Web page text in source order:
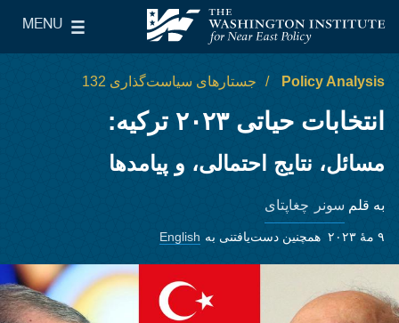
The Washington Institute for Near East Policy
MENU
Main Menu
Policy Analysis جستارهای سیاست‌گذاری 132
انتخابات حیاتی ۲۰۲۳ ترکیه:
مسائل، نتایج احتمالی، و پیامدها
به قلم سونر چغاپتای
۹ مهٔ ۲۰۲۳ همچنین دست‌یافتنی به English